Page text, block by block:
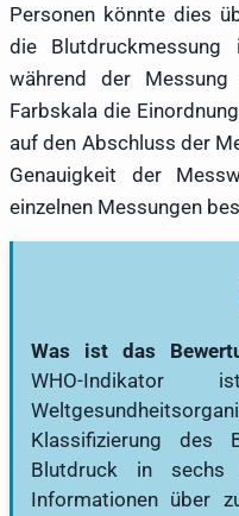
Personen könnte dies
die Blutdruckmessung
während der
Farbskala die
auf den Abschluss der
Genauigkeit der
einzelnen Messungen
Was ist das
WHO-
Klassifizierung des
Blutdruck in sechs
Informationen über